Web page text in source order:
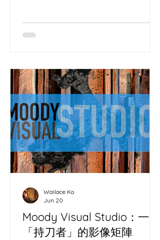
Placemaking Convention）。 這場活
窗口巷 Window Alley 空間與酸種的玄
學：大館石階上的微氣候 一個烤麵包
的，為何跑去聽城市空間改造？ 因為做
酸種麵包（Sourdough）和地方營造
（Placemaking）本質上是同一門玄
學。沒有酵母的麵團只是死氣沉沉的死
麵；沒有人互動的鋼筋水泥，也只不過
是巨型墳場。 ( IMAGE ) 看看大館的洗
衣場石階。主辦方沒有砸重金裝潢，僅
用回收木箱、坐墊與幾盆植物，就像撒
下了一把高活性的酵母，瞬間改變了這
冰冷過道的「微氣候」。原本匆忙的香
港人竟然願意停下腳步，讓「過道」發
酵成了「聚腳點」。 把荒廢角落轉化為
Moody Visual Studio：一個
「持刀者」的影像矩陣
Wallace Ko
Jun 20